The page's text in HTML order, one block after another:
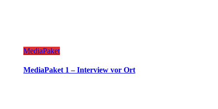
MediaPaket
MediaPaket 1 – Interview vor Ort